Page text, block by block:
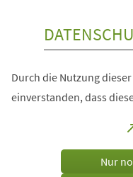
Durch die Nutzung
einverstanden, dass
Nur